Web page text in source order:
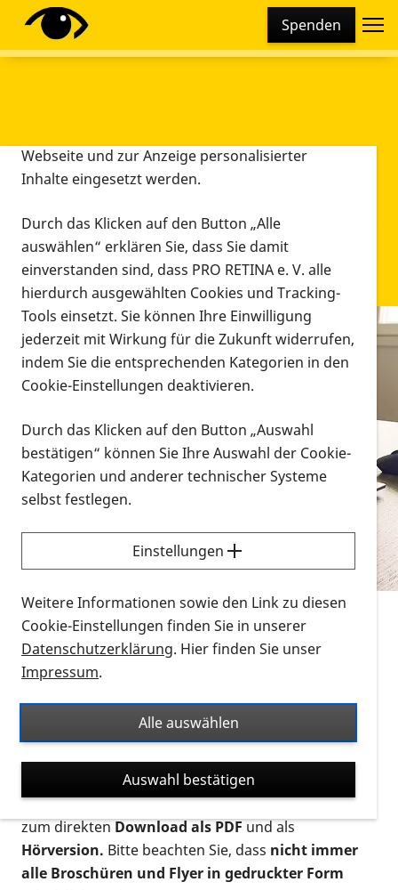
Spenden
Infomaterial
Infomaterial
Vorlesen
Alle Infomaterialien in verschiedenen
Formaten an einem Ort
Sie möchten wissen, wie Sie nach Infonmaterial
suchen und dieses bestellen bzw. herunterladen
können? Schauen Sie sich dieErklärvideos zum
Thema Infomaterial auf der PRO RETINA-Website
für blinde und sehbehinderte Menschen an.
Auf dieser Seite finden Sie sämtliches Infomaterial
Ort. Nutzen Sie den Formatfilter, um ausschließlich
nach Flyern und Broschüren, Audios oder Videos zu
suchen. Die meisten Flyer und Broschüren werden in
verschiedenen Formaten angeboten: zur
postalischen Bestellung als gedruckte Variante
zum direktenDownload als PDFund als
Hörversion. Bitte beachten Sie, dass nicht immer
alle Broschüren und Flyer in gedruckter Form
Diese Webseite setzt verschiedene Cookies und
Tracking-Tools ein. Dies beinhaltet Cookies und
Webseite und zur Anzeige personalisierter
Inhalte eingesetzt werden.
Durch das Klicken auf den Button „Alle
auswählen“ erklären Sie, dass Sie damit
einverstanden sind, dass PRO RETINA e. V. alle
hierdurch ausgewählten Cookies und Tracking-
Tools einsetzt. Sie können Ihre Einwilligung
jederzeit mit Wirkung für die Zukunft widerrufen,
indem Sie die entsprechenden Kategorien in den
Cookie-Einstellungen deaktivieren.
Durch das Klicken auf den Button „Auswahl
bestätigen“ können Sie Ihre Auswahl der Cookie-
Kategorien und anderer technischer Systeme
selbst festlegen.
Einstellungen
Weitere Informationen sowie den Link zu diesen
Cookie-Einstellungen finden Sie in unserer
Datenschutzerklärung. Hier finden Sie unser
Impressum.
Alle auswählen
Auswahl bestätigen